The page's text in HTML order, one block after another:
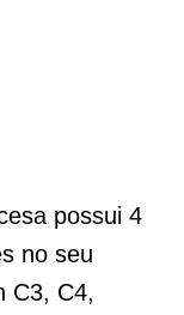
possui 4
no seu
C3, C4,